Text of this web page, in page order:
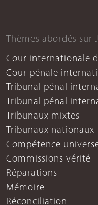
Thèmes abordés sur
Cour internationale
Cour pénale
Tribunal pénal
Tribunal pénal
Tribunaux mixtes
Tribunaux nationaux
Compétence
Commissions vérité
Réparations
Mémoire
Réconciliation